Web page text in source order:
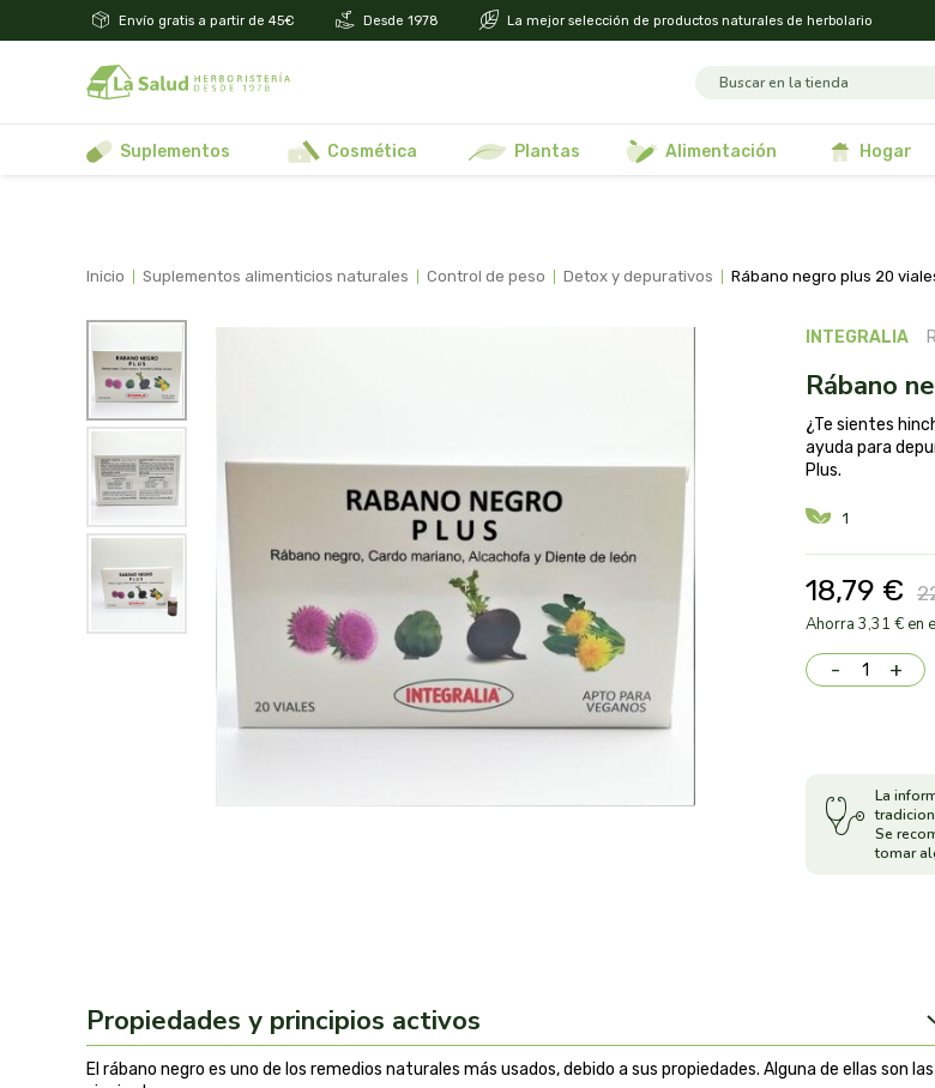
Envío gratis a partir de 45€ Desde 1978 La mejor selección de productos naturales de herbolario
suplementos cosmética plantas alimentación hogar
inicio suplementos alimenticios naturales control de peso detox y depurativos rábano negro plus 20
INTEGRALIA
rábano
¿Te sientes
ayuda para
Plus.
1
18,79 €
Ahorra 3,31 € en
- +
La
Se
tomar
Propiedades y principios activos
El rábano negro es uno de los remedios naturales más usados, debido a sus propiedades. Alguna de ellas son las